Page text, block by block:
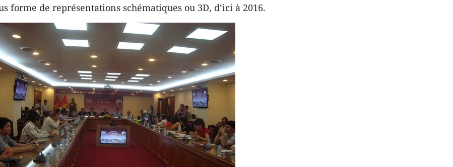
forme de représentations schématiques ou 3D, d’ici à 2016.